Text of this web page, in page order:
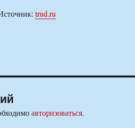
trud.ru
авторизоваться.